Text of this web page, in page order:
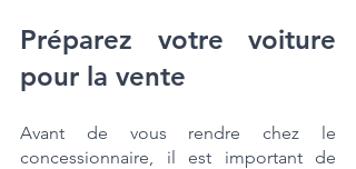
Préparez votre voiture
pour la vente
Avant de vous rendre chez le
concessionnaire, il est important de